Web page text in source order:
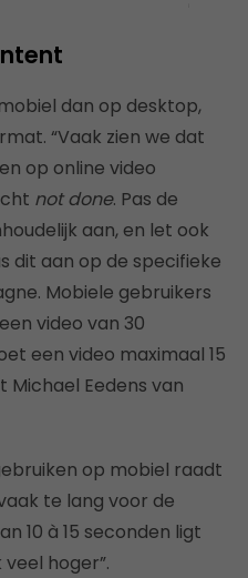
dan op desktop,
“Vaak zien we dat
op online video
not done. Pas de
aan, en let ook
dit aan op de specifieke
Mobiele gebruikers
video van 30
een video maximaal 15
Michael Eedens van
op mobiel raadt
te lang voor de
10 à 15 seconden ligt
hoger”.